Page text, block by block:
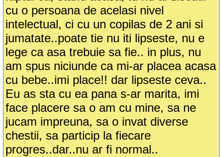
cu o persoana de acelasi nivel
intelectual, ci cu un copilas de 2 ani si
jumatate..poate tie nu iti lipseste, nu e
lege ca asa trebuie sa fie.. in plus, nu
am spus niciunde ca mi-ar placea acasa
cu bebe..imi place!! dar lipseste ceva..
Eu as sta cu ea pana s-ar marita, imi
face placere sa o am cu mine, sa ne
jucam impreuna, sa o invat diverse
chestii, sa particip la fiecare
progres..dar..nu ar fi normal..